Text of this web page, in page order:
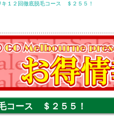
キ１２回徹底脱毛コース ＄２５５！
コース ＄２５５！